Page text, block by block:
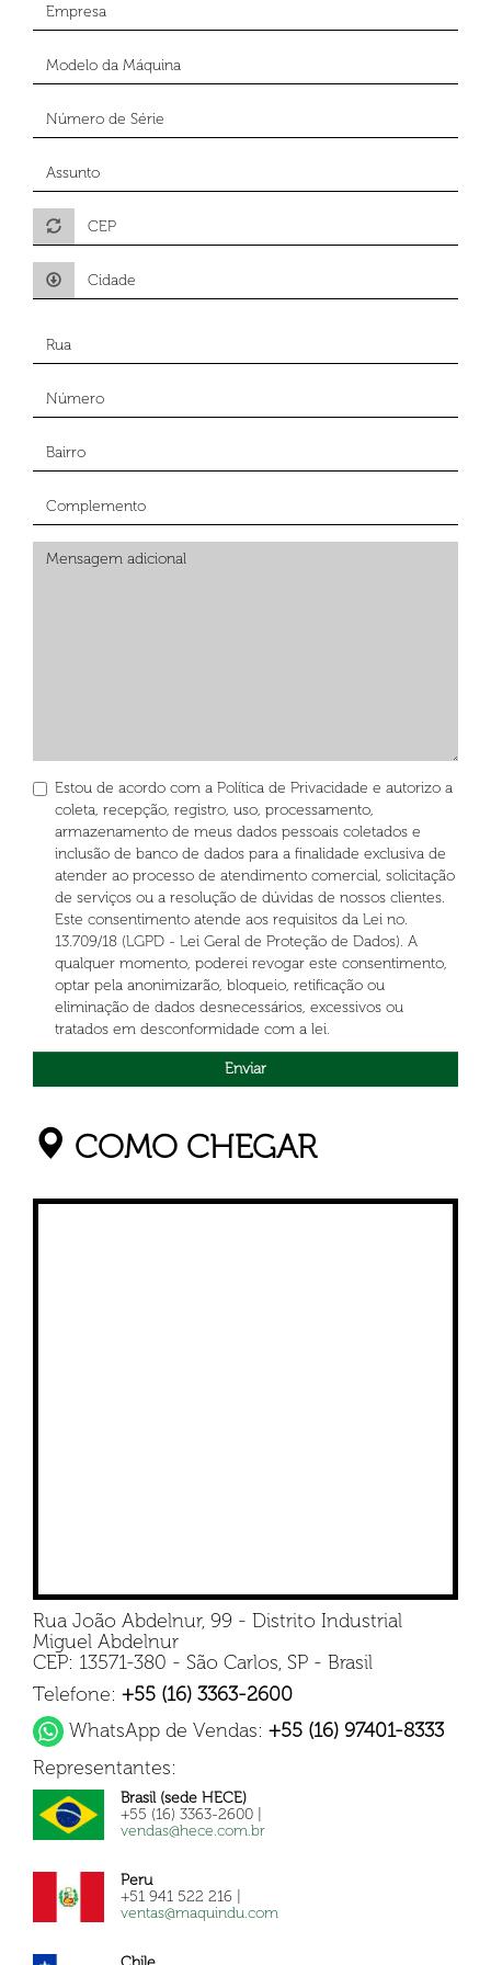
Estou de acordo com a Política de Privacidade e autorizo a
coleta, recepção, registro, uso, processamento,
armazenamento de meus dados pessoais coletados e
inclusão de banco de dados para a finalidade exclusiva de
atender ao processo de atendimento comercial, solicitação
de serviços ou a resolução de dúvidas de nossos clientes.
Este consentimento atende aos requisitos da Lei no.
13.709/18 (LGPD - Lei Geral de Proteção de Dados). A
qualquer momento, poderei revogar este consentimento,
optar pela anonimizarão, bloqueio, retificação ou
eliminação de dados desnecessários, excessivos ou
tratados em desconformidade com a lei.
COMO CHEGAR
Rua João Abdelnur, 99 - Distrito Industrial
Miguel Abdelnur
CEP: 13571-380 - São Carlos, SP - Brasil
Telefone: +55 (16) 3363-2600
WhatsApp de Vendas: +55 (16) 97401-8333
Representantes:
Brasil (sede HECE)
+55 (16) 3363-2600 |
vendas@hece.com.br
Peru
+51 941 522 216 |
ventas@maquindu.com